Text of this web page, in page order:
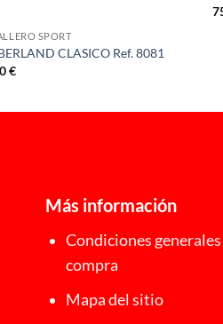
SPORT
CLASICO Ref. 8081
€
Más información
Condiciones
compra
Mapa del sitio